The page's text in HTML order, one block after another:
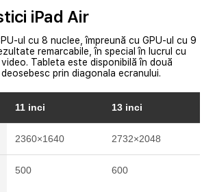
iPad Air
ul cu 8 nuclee, împreună cu GPU-ul cu 9
remarcabile, în special în lucrul cu
Tableta este disponibilă în două
prin diagonala ecranului.
11 inci 13 inci
2360×1640 2732×2048
500 600